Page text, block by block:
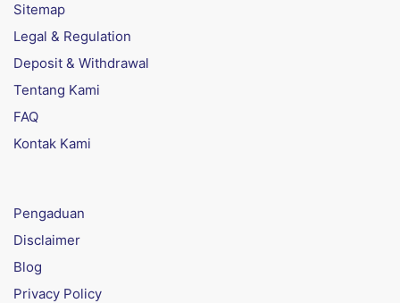
Sitemap
Legal & Regulation
Deposit & Withdrawal
Tentang Kami
FAQ
Kontak Kami
Pengaduan
Disclaimer
Blog
Privacy Policy